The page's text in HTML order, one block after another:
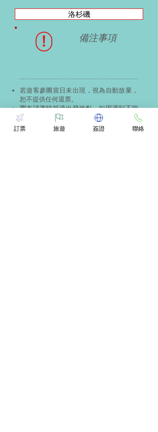
洛杉磯
! 備注事項
若遊客參團當日未出現，視為自動放棄，
恕不提供任何退票。
團友請準時抵達出發地點，如因遲到不能
成行者，費用恕不退還。
行程中如發生意外以導致傷亡或其他損
訂票 旅遊 簽證 聯絡